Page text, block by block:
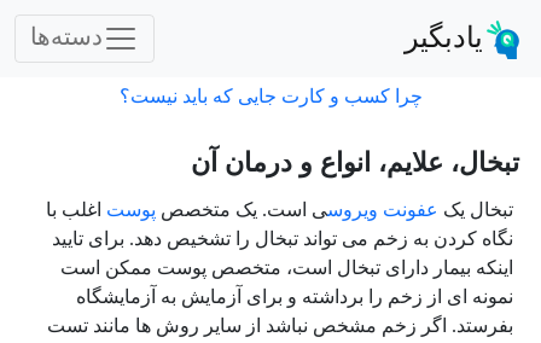
یادبگیر دسته‌ها
چرا کسب و کارت جایی که باید نیست؟
تبخال، علایم، انواع و درمان آن
تبخال یک عفونت ویروسی است. یک متخصص پوست اغلب با
نگاه کردن به زخم می تواند تبخال را تشخیص دهد. برای تایید
اینکه بیمار دارای تبخال است، متخصص پوست ممکن است
نمونه ای از زخم را برداشته و برای آزمایش به آزمایشگاه
بفرستد. اگر زخم مشخص نباشد از سایر روش ها مانند تست